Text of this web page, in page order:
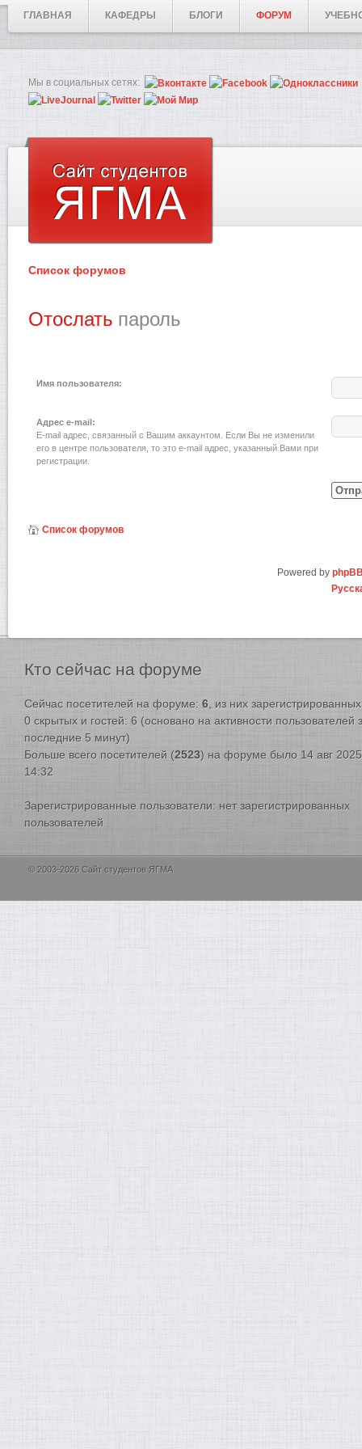
ГЛАВНАЯ КАФЕДРЫ БЛОГИ ФОРУМ
Мы в социальных сетях:
Список форумов
Отослать пароль
Имя пользователя:
Адрес e-mail:
E-mail адрес, связанный с Вашим аккаунтом. Если Вы не изменили
его в центре пользователя, то это e-mail адрес, указанный Вами при
регистрации.
Список форумов
Powered by
Кто сейчас на форуме
Сейчас посетителей на форуме: 6 , из них
0 скрытых и гостей: 6 (основано на активности пользователей
последние 5 минут)
Больше всего посетителей (2523) на форуме было 14 авг
14:32
Зарегистрированные пользователи: нет зарегистрированных
пользователей
© 2003-2026 Сайт студентов ЯГМА